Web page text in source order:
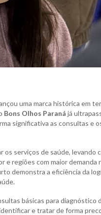
uma marca histórica em
Bons Olhos Paraná já
significativa as consultas e
serviços de saúde, levando
regiões com maior demanda
demonstra a eficiência da
básicas para diagnóstico
e tratar de forma